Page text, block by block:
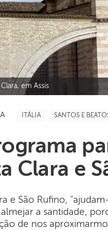
em Assis
ITÁLIA SANTOS E
Clara e
e São Rufino,
a santidade,
de nos